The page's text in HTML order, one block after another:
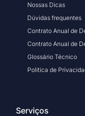
Nossas Dicas
Dúvidas frequentes
Contrato Anual de
Contrato Anual de
Glossário Técnico
Politica de
Serviços